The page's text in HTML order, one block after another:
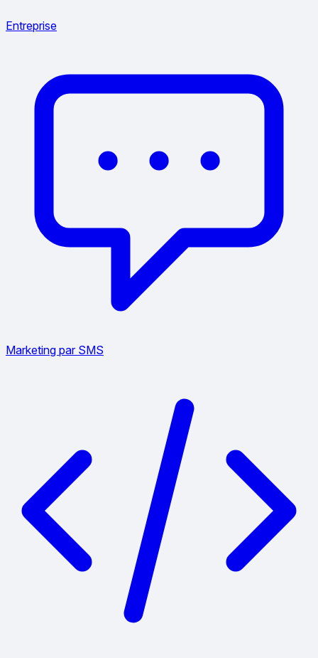
Entreprise
Marketing par SMS